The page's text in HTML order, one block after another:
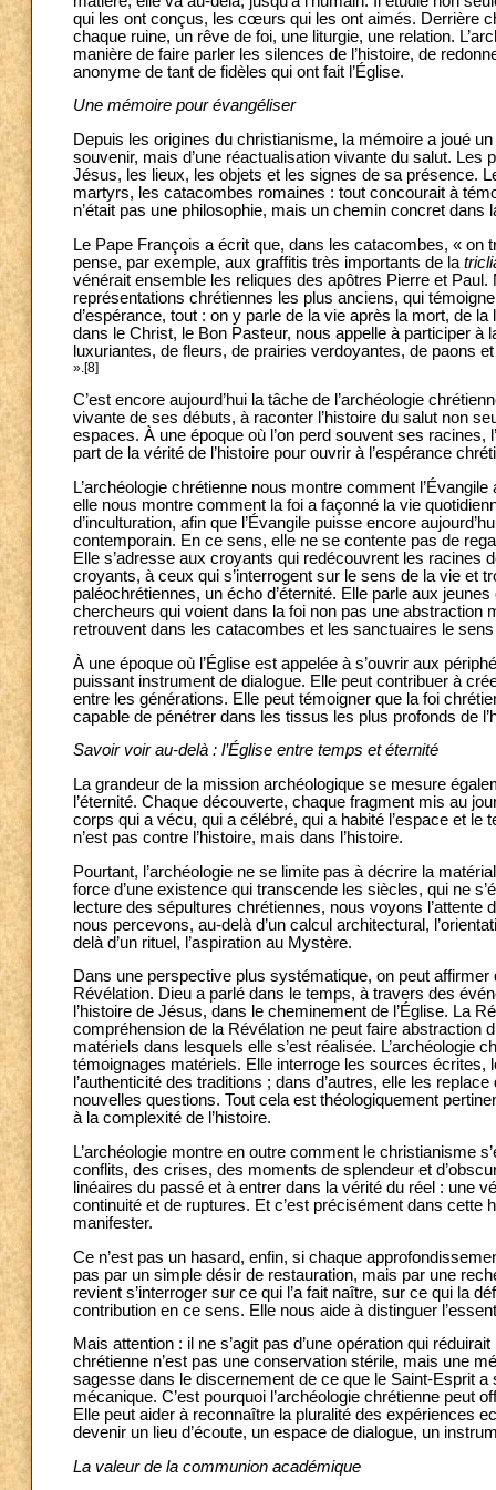
qui les ont conçus, les cœurs qui les ont aimés. Derrière
chaque ruine, un rêve de foi, une liturgie, une relation.
manière de faire parler les silences de l’histoire, de
anonyme de tant de fidèles qui ont fait l’Église.
Une mémoire pour évangéliser
Depuis les origines du christianisme, la mémoire a joué
souvenir, mais d’une réactualisation vivante du salut.
Jésus, les lieux, les objets et les signes de sa présence.
martyrs, les catacombes romaines : tout concourait à
n’était pas une philosophie, mais un chemin concret dans
Le Pape François a écrit que, dans les catacombes, «
pense, par exemple, aux graffitis très importants de la
vénérait ensemble les reliques des apôtres Pierre et
représentations chrétiennes les plus anciens, qui
d’espérance, tout : on y parle de la vie après la mort, de
dans le Christ, le Bon Pasteur, nous appelle à participer
luxuriantes, de fleurs, de prairies verdoyantes, de paons
».[8]
C’est encore aujourd’hui la tâche de l’archéologie
vivante de ses débuts, à raconter l’histoire du salut non
espaces. À une époque où l’on perd souvent ses racines,
part de la vérité de l’histoire pour ouvrir à l’espérance
L’archéologie chrétienne nous montre comment
elle nous montre comment la foi a façonné la vie
d’inculturation, afin que l’Évangile puisse encore
contemporain. En ce sens, elle ne se contente pas de
Elle s’adresse aux croyants qui redécouvrent les racines
croyants, à ceux qui s’interrogent sur le sens de la vie et
paléochrétiennes, un écho d’éternité. Elle parle aux
chercheurs qui voient dans la foi non pas une abstraction
retrouvent dans les catacombes et les sanctuaires le
À une époque où l’Église est appelée à s’ouvrir aux
puissant instrument de dialogue. Elle peut contribuer à
entre les générations. Elle peut témoigner que la foi
capable de pénétrer dans les tissus les plus profonds de
Savoir voir au-delà : l’Église entre temps et éternité
La grandeur de la mission archéologique se mesure
l’éternité. Chaque découverte, chaque fragment mis au
corps qui a vécu, qui a célébré, qui a habité l’espace et
n’est pas contre l’histoire, mais dans l’histoire.
Pourtant, l’archéologie ne se limite pas à décrire la
force d’une existence qui transcende les siècles, qui ne
lecture des sépultures chrétiennes, nous voyons
nous percevons, au-delà d’un calcul architectural,
delà d’un rituel, l’aspiration au Mystère.
Dans une perspective plus systématique, on peut
Révélation. Dieu a parlé dans le temps, à travers des
l’histoire de Jésus, dans le cheminement de l’Église. La
compréhension de la Révélation ne peut faire abstraction
matériels dans lesquels elle s’est réalisée. L’archéologie
témoignages matériels. Elle interroge les sources
l’authenticité des traditions ; dans d’autres, elle les
nouvelles questions. Tout cela est théologiquement
à la complexité de l’histoire.
L’archéologie montre en outre comment le christianisme
conflits, des crises, des moments de splendeur et
linéaires du passé et à entrer dans la vérité du réel : une
continuité et de ruptures. Et c’est précisément dans
manifester.
Ce n’est pas un hasard, enfin, si chaque
pas par un simple désir de restauration, mais par une
revient s’interroger sur ce qui l’a fait naître, sur ce qui la
contribution en ce sens. Elle nous aide à distinguer
Mais attention : il ne s’agit pas d’une opération qui
chrétienne n’est pas une conservation stérile, mais une
sagesse dans le discernement de ce que le Saint-Esprit
mécanique. C’est pourquoi l’archéologie chrétienne peut
Elle peut aider à reconnaître la pluralité des expériences
devenir un lieu d’écoute, un espace de dialogue, un
La valeur de la communion académique